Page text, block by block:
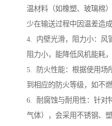
温材料（如橡塑、玻璃棉
少在输送过程中因温差造
4. 内壁光滑，阻力小：风
阻力小，能降低风机能耗
5. 防火性能：根据使用场
到相应的防火等级，如不
6. 耐腐蚀与耐用性：针对
气体），会采用不锈钢、